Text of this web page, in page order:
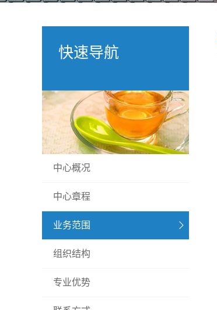
快速导航
中心概况
中心章程
业务范围
组织结构
专业优势